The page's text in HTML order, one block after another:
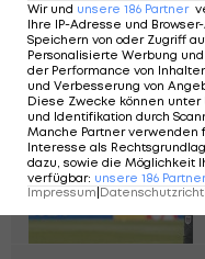
Simuliere die
Wir und unsere 186 Partner
Ihre IP-Adresse und
Speichern von oder Zugriff
Personalisierte Werbung
der Performance von
und Verbesserung von
Diese Zwecke können unter
und Identifikation durch
Manche Partner
Interesse als
dazu, sowie die Möglichkeit
verfügbar: unsere 186 Partner
Impressum